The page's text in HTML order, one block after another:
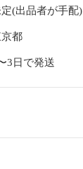
(出品者が手配)
都
3日で発送